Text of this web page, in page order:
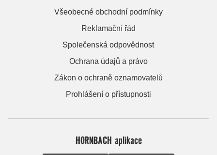
Všeobecné obchodní podmínky
Reklamační řád
Společenská odpovědnost
Ochrana údajů a právo
Zákon o ochraně oznamovatelů
Prohlášení o přístupnosti
HORNBACH aplikace